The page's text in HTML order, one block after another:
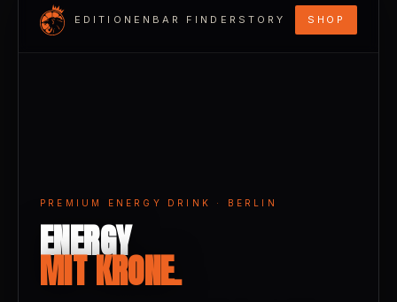
EDITIONEN BAR FINDER STORY SHOP
PREMIUM ENERGY DRINK · BERLIN
ENERGY
MIT KRONE.